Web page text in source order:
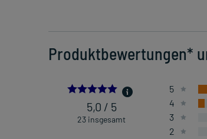
Produktbewertungen*
4.956521739130435
5,0 / 5
23 insgesamt
5
4
3
2